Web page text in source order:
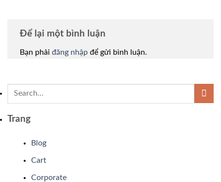
Để lại một bình luận
Bạn phải đăng nhập để gửi bình luận.
Trang
Blog
Cart
Corporate